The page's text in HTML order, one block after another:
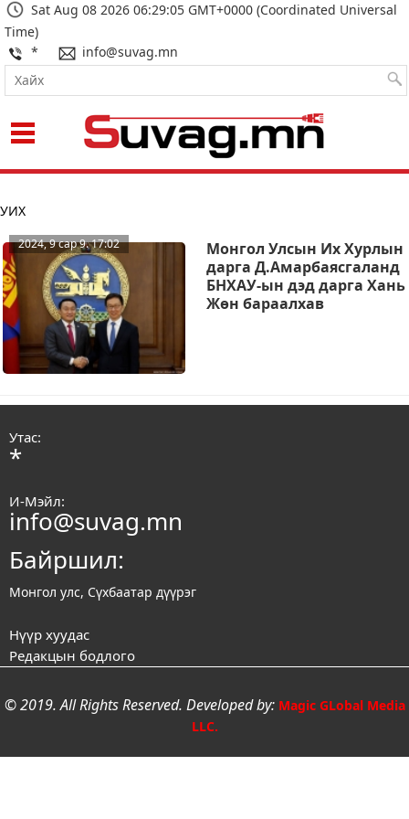
Sat Aug 08 2026 06:29:05 GMT+0000 (Coordinated Universal
Time)
*
info@suvag.mn
УИХ
Монгол Улсын Их Хурлын
дарга Д.Амарбаясгаланд
БНХАУ-ын дэд дарга Хань
Жөн бараалхав
2024, 9 сар 9. 17:02
Утас:
*
И-Мэйл:
info@suvag.mn
Байршил:
Монгол улс, Сүхбаатар дүүрэг
Нүүр хуудас
Редакцын бодлого
© 2019. All Rights Reserved. Developed by: Magic GLobal Media
LLC.